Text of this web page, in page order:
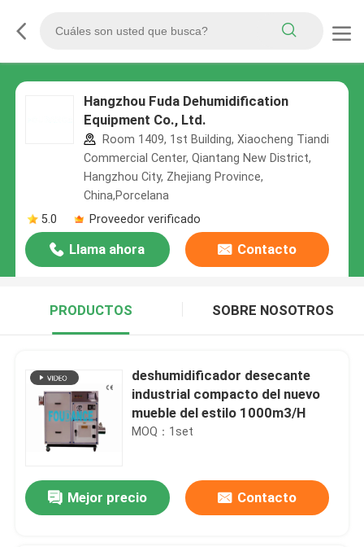
Hangzhou Fuda Dehumidification
Equipment Co., Ltd.
Room 1409, 1st Building, Xiaocheng Tiandi
Commercial Center, Qiantang New District,
Hangzhou City, Zhejiang Province,
China,Porcelana
5.0
Proveedor verificado
Llama ahora Contacto
PRODUCTOS SOBRE NOSOTROS
deshumidificador desecante
industrial compacto del nuevo
mueble del estilo 1000m3/H
MOQ：1set
Mejor precio Contacto